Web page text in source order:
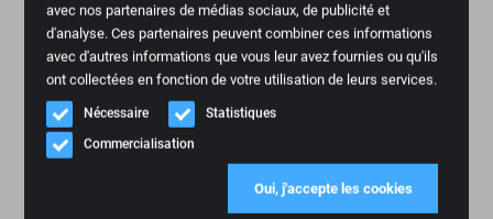
avec nos partenaires de médias sociaux, de publicité et
d'analyse. Ces partenaires peuvent combiner ces informations
avec d'autres informations que vous leur avez fournies ou qu'ils
ont collectées en fonction de votre utilisation de leurs services.
Nécessaire
Statistiques
Commercialisation
Oui, j'accepte les cookies